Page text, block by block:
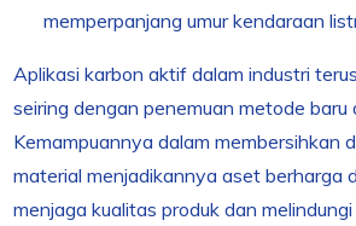
memperpanjang umur kendaraan
Aplikasi karbon aktif dalam industri
seiring dengan penemuan metode baru
Kemampuannya dalam membersihkan
material menjadikannya aset berharga
menjaga kualitas produk dan